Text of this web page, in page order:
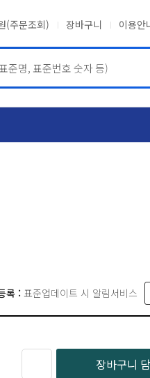
(주문조회) 장바구니 이용안
록 : 표준업데이트 시 알림서비스
장바구니